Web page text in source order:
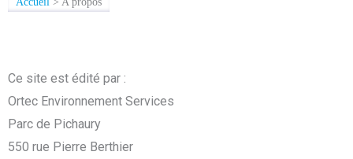
Ce site est édité par :
Ortec Environnement Services
Parc de Pichaury
550 rue Pierre Berthier